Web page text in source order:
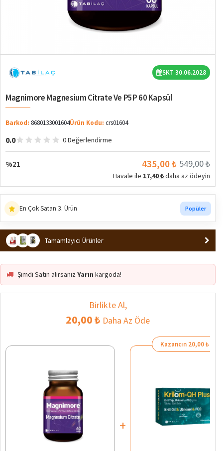
%21
SKT 30.06.2028
Magnimore Magnesium Citrate Ve P5P 60 Kapsül
Barkod: 8680133001604Ürün Kodu: crs01604
0.0 0 Değerlendirme
%21 435,00 ₺ 549,00 ₺
Havale ile 17,40 ₺daha az ödeyin
En Çok Satan 3. Ürün Popüler
Tamamlayıcı Ürünler
Şimdi Satın alırsanızYarın kargoda!
Birlikte Al,
20,00 ₺ Daha Az Öde
+
Kazancın 20,00 ₺